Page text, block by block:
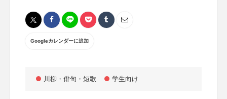
Googleカレンダーに追加
川柳・俳句・短歌 学生向け